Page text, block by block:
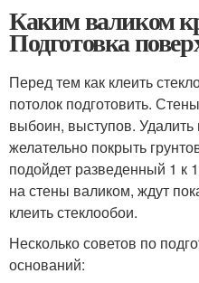
Каким валиком
Подготовка
Перед тем как клеить
потолок подготовить.
выбоин, выступов.
желательно покрыть
подойдет разведенный 1 к
на стены валиком, ждут
клеить стеклообои.
Несколько советов по
оснований: